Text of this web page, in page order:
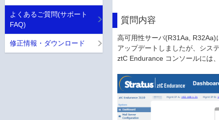
質問内容
高可用性サーバ(R31Aa,
アップデートしましたが、シス
ztC Endurance コンソールには
よくあるご質問(サポート
FAQ)
修正情報・ダウンロード